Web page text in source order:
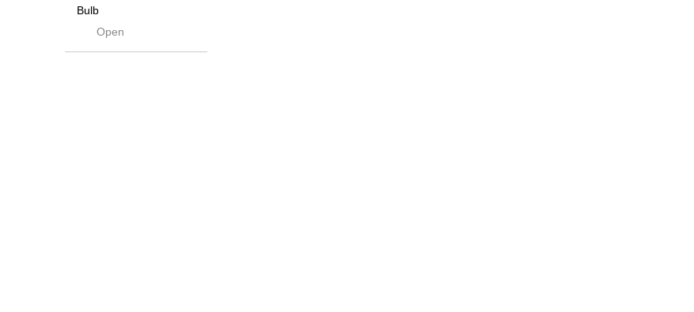
Quartz
RAKU
Bulb
Cactus
Caudex
Open